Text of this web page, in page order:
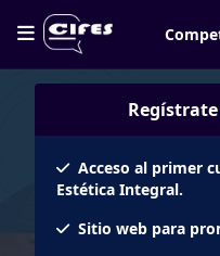
Regístrate
Acceso al primer
Estética Integral.
Sitio web para